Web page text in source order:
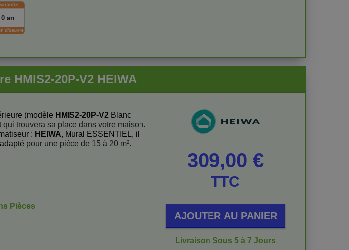
0 an
HMIS2-20P-V2 HEIWA
(modèle HMIS2-20P-V2 Blanc
trouvera sa place dans votre maison.
: HEIWA, Mural ESSENTIEL, il
pour une pièce de 15 à 20 m².
Pièces
309,00 €
TTC
AJOUTER AU PANIER
Livraison Sous 5 à 7 Jours